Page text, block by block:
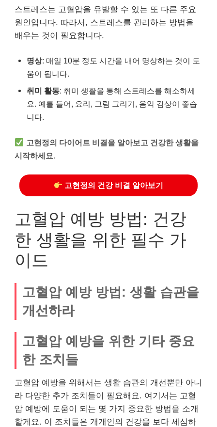
스트레스는 고혈압을 유발할 수 있는 또 다른 주요
원인입니다. 따라서, 스트레스를 관리하는 방법을
배우는 것이 필요합니다.
명상: 매일 10분 정도 시간을 내어 명상하는 것이 도
움이 됩니다.
취미 활동: 취미 생활을 통해 스트레스를 해소하세
요. 예를 들어, 요리, 그림 그리기, 음악 감상이 좋습
니다.
고현정의 다이어트 비결을 알아보고 건강한 생활을
시작하세요.
고현정의 건강 비결 알아보기
고혈압 예방 방법: 건강
한 생활을 위한 필수 가
이드
고혈압 예방 방법: 생활 습관을
개선하라
고혈압 예방을 위한 기타 중요
한 조치들
고혈압 예방을 위해서는 생활 습관의 개선뿐만 아니
라 다양한 추가 조치들이 필요해요. 여기서는 고혈
압 예방에 도움이 되는 몇 가지 중요한 방법을 소개
할게요. 이 조치들은 개개인의 건강을 보다 세심하